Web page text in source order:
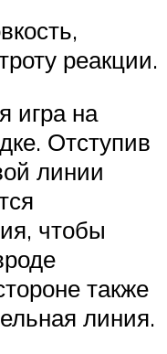
реакции.
игра на
Отступив
линии
чтобы
также
линия.